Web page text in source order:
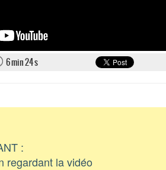
6 min 24 s
:
regardant la vidéo